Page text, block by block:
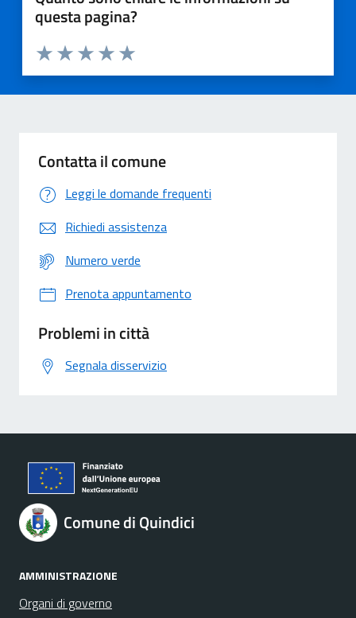
questa pagina?
Valuta 5 stelle su 5
Valuta 4 stelle su 5
Valuta 3 stelle su 5
Valuta 2 stelle su 5
Valuta 1 stelle su 5
Contatta il comune
Leggi le domande frequenti
Richiedi assistenza
Numero verde
Prenota appuntamento
Problemi in città
Segnala disservizio
Comune di Quindici
AMMINISTRAZIONE
Organi di governo